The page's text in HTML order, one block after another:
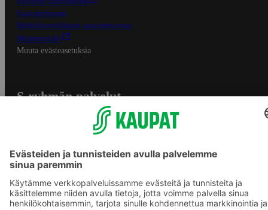
Saavutettavuus
Mobiilisovelluksen saavutettavuus
Mainostajalle
Muuta evästeasetuksia
S-ryhmän palvelut
Yhteishyvä Ruoka -sovellus
S-ostoslista -sovellus
Prisma.fi
Sokos.fi